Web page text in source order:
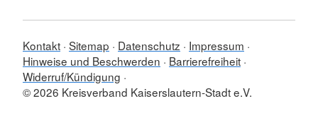
Kontakt Sitemap Datenschutz
Impressum
Hinweise und Beschwerden
Barrierefreiheit
Widerruf/Kündigung
© 2026 Kreisverband Kaiserslautern-Stadt e.V.